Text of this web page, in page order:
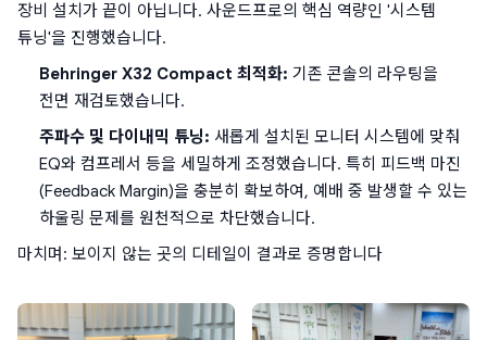
장비 설치가 끝이 아닙니다. 사운드프로의 핵심 역량인 '시스템
튜닝'을 진행했습니다.
Behringer X32 Compact 최적화: 기존 콘솔의 라우팅을
전면 재검토했습니다.
주파수 및 다이내믹 튜닝: 새롭게 설치된 모니터 시스템에 맞춰
EQ와 컴프레서 등을 세밀하게 조정했습니다. 특히 피드백 마진
(Feedback Margin)을 충분히 확보하여, 예배 중 발생할 수 있는
하울링 문제를 원천적으로 차단했습니다.
마치며: 보이지 않는 곳의 디테일이 결과로 증명합니다